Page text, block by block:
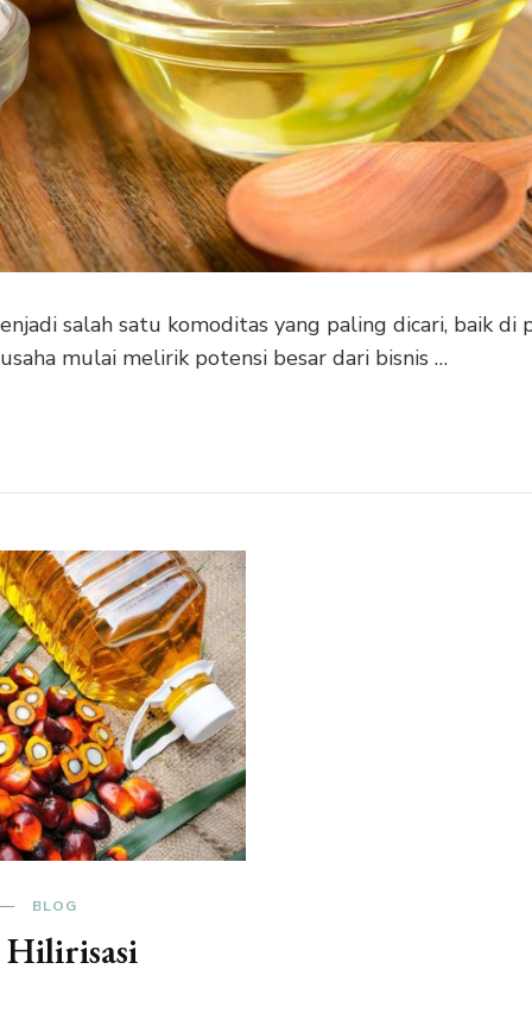
salah satu komoditas yang paling dicari, baik di
mulai melirik potensi besar dari bisnis …
BLOG
Hilirisasi